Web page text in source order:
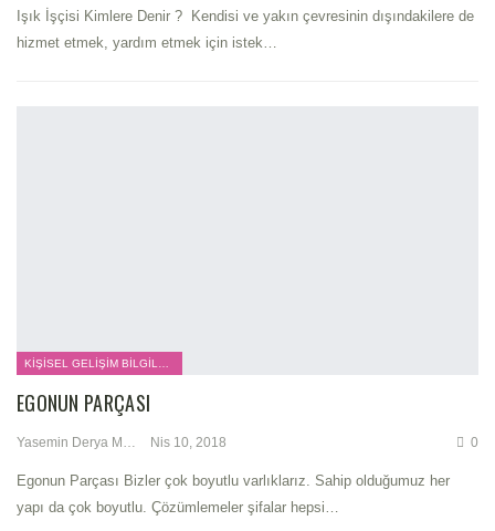
Işık İşçisi Kimlere Denir ? Kendisi ve yakın çevresinin dışındakilere de
hizmet etmek, yardım etmek için istek…
EGONUN PARÇASI
Nis 10, 2018 0
Egonun Parçası Bizler çok boyutlu varlıklarız. Sahip olduğumuz her
yapı da çok boyutlu. Çözümlemeler şifalar hepsi…